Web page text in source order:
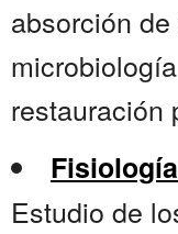
absorción
restauración
Estudio de